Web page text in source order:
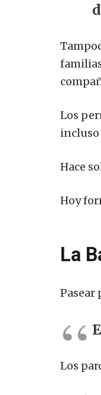
Los
incluso
Hace
Hoy
La
Pasear
Los